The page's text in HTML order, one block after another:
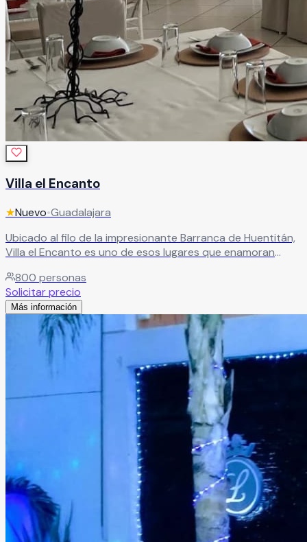
Villa el Encanto
★Nuevo•Guadalajara
Ubicado al filo de la impresionante Barranca de Huentitán,
Villa el Encanto es uno de esos lugares que enamoran
natural crea una atmósfera mágica e irrepetible que ningún
salón convencional puede replicar. Con capacidad para
hasta 800 personas y espacios versátiles que incluyen
jardín, juegos infantiles, estacionamiento y mobiliario
completo, es el escenario perfecto para bodas,
cumpleaños, posadas y eventos corporativos.Leer más
800 personas
Solicitar precio
Más información